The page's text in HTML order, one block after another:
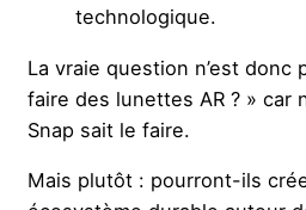
technologique.
La vraie question n’est donc
faire des lunettes AR ? » car
Snap sait le faire.
Mais plutôt : pourront-ils